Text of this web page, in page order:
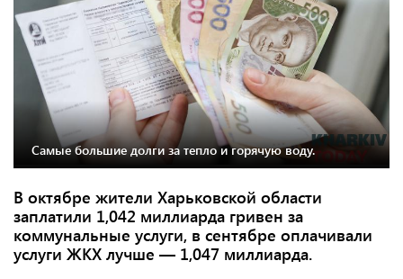
Самые большие долги за тепло и горячую воду.
В октябре жители Харьковской области
заплатили 1,042 миллиарда гривен за
коммунальные услуги, в сентябре оплачивали
услуги ЖКХ лучше — 1,047 миллиарда.